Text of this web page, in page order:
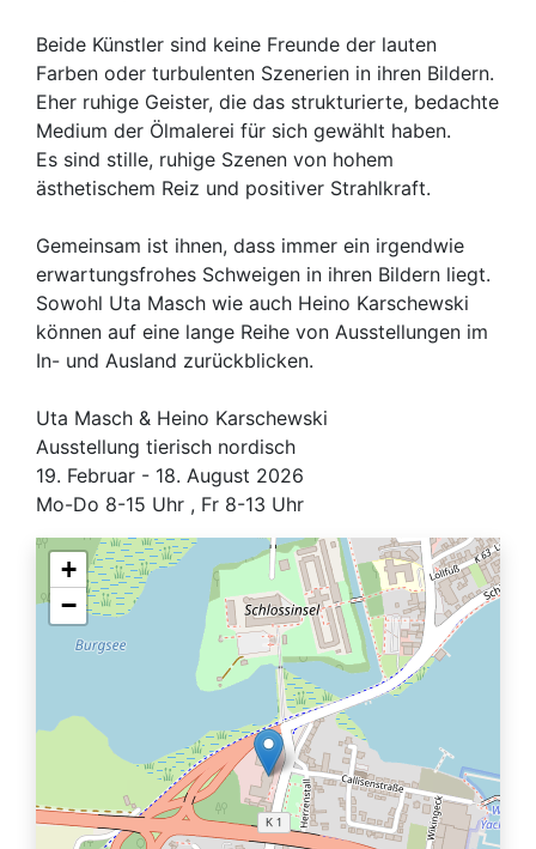
Beide Künstler sind keine Freunde der lauten
Farben oder turbulenten Szenerien in ihren Bildern.
Eher ruhige Geister, die das strukturierte, bedachte
Medium der Ölmalerei für sich gewählt haben.
Es sind stille, ruhige Szenen von hohem
ästhetischem Reiz und positiver Strahlkraft.
Gemeinsam ist ihnen, dass immer ein irgendwie
erwartungsfrohes Schweigen in ihren Bildern liegt.
Sowohl Uta Masch wie auch Heino Karschewski
können auf eine lange Reihe von Ausstellungen im
In- und Ausland zurückblicken.
Uta Masch & Heino Karschewski
Ausstellung tierisch nordisch
19. Februar - 18. August 2026
Mo-Do 8-15 Uhr , Fr 8-13 Uhr
+
−